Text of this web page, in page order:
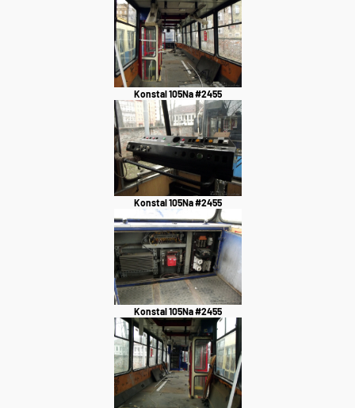
Konstal 105Na #2455
Konstal 105Na #2455
Konstal 105Na #2455